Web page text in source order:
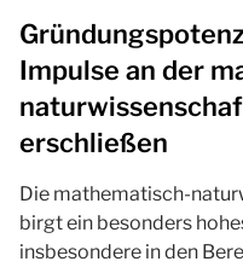
Impulse an der
erschließen
Die mathematisch-
birgt ein besonders
insbesondere in den